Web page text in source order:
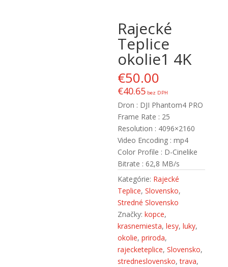
Rajecké
Teplice
okolie1 4K
€50.00
€40.65 bez DPH
Dron : DJI Phantom4 PRO
Frame Rate : 25
Resolution : 4096×2160
Video Encoding : mp4
Color Profile : D-Cinelike
Bitrate : 62,8 MB/s
Kategórie: Rajecké
Teplice,Slovensko,
Stredné Slovensko
Značky:kopce,
krasnemiesta,lesy,luky,
okolie,priroda,
rajecketeplice,Slovensko,
stredneslovensko,trava,